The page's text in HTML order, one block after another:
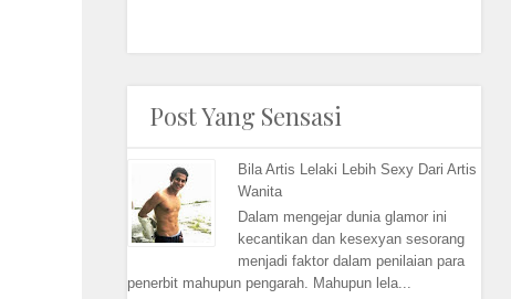
Post Yang Sensasi
Bila Artis Lelaki Lebih Sexy Dari Artis
Wanita
Dalam mengejar dunia glamor ini
kecantikan dan kesexyan sesorang
menjadi faktor dalam penilaian para
penerbit mahupun pengarah. Mahupun lela...